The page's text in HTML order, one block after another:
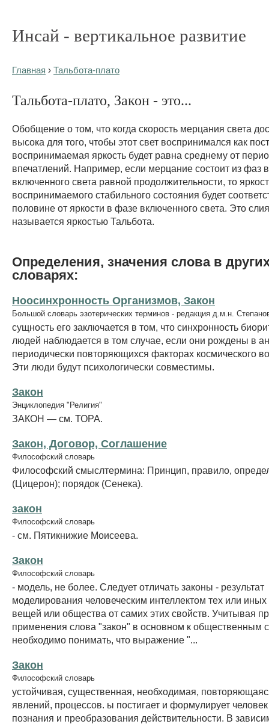
Инсай - вертикальное развитие
Главная › Тальбота-плато
Тальбота-плато, Закон - это...
Обобщение о том, что когда скорость мерцания света
высока для того, чтобы этот свет воспринимался как
воспринимаемая яркость будет равна среднему от
впечатлений. Например, если мерцание состоит из фаз
включенного света равной продолжительности, то
воспринимаемого стабильного состояния будет
половине от яркости в фазе включенного света. Это
называется яркостью Тальбота.
Определения, значения слова в
словарях:
Ноосинхронность Организмов, Закон
Большой словарь эзотерических терминов - редакция д.м.н.
сущность его заключается в том, что синхронность
людей наблюдается в том случае, если они рождены в
периодически повторяющихся факторах космического
Эти люди будут психологически совместимы.
Закон
Энциклопедия "Религия"
ЗАКОН — см. ТОРА.
Закон, Договор, Соглашение
Философский словарь
Философский смыслтермина: Принцип, правило,
(Цицерон); порядок (Сенека).
закон
Философский словарь
- см. Пятикнижие Моисеева.
Закон
Философский словарь
- модель, не более. Следует отличать законы - результат
моделирования человеческим интеллектом тех или
вещей или общества от самих этих свойств. Учитывая
применения слова "закон" в основном к общественным
необходимо понимать, что выражение "...
Закон
Философский словарь
устойчивая, существенная, необходимая,
явлений, процессов. ы постигает и формулирует
познания и преобразования действительности. В